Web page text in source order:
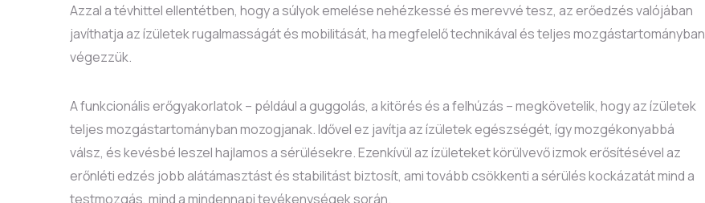
Azzal a tévhittel ellentétben, hogy a súlyok emelése nehézkessé és merevvé tesz, az erőedzés valójában
javíthatja az ízületek rugalmasságát és mobilitását, ha megfelelő technikával és teljes mozgástartományban
végezzük.
A funkcionális erőgyakorlatok – például a guggolás, a kitörés és a felhúzás – megkövetelik, hogy az ízületek
teljes mozgástartományban mozogjanak. Idővel ez javítja az ízületek egészségét, így mozgékonyabbá
válsz, és kevésbé leszel hajlamos a sérülésekre. Ezenkívül az ízületeket körülvevő izmok erősítésével az
erőnléti edzés jobb alátámasztást és stabilitást biztosít, ami tovább csökkenti a sérülés kockázatát mind a
testmozgás, mind a mindennapi tevékenységek során.